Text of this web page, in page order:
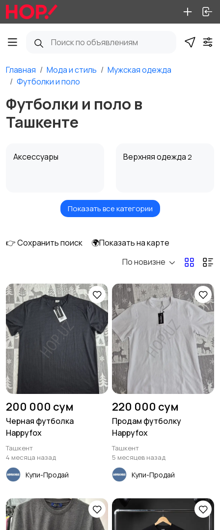
Главная Мода и стиль
Мужская одежда
Футболки и поло
Футболки и поло в
Ташкенте
Аксессуары Верхняя одежда 2
Брюки и шорты 1 Головные уборы
Нижнее белье2 Обувь
Пиджаки и костюмы Рубашки
Свитеры и толстовки
1
Спецодежда
Спортивная одежда Футболки и поло11
Показать все категории
👉 Сохранить поиск
🌍Показать на карте
По новизне
200 000 сум
Черная футболка
Happyfox
Ташкент
4 месяца назад
Купи-Продай
220 000 сум
Продам футболку
Happyfox
Ташкент
5 месяцев назад
Купи-Продай